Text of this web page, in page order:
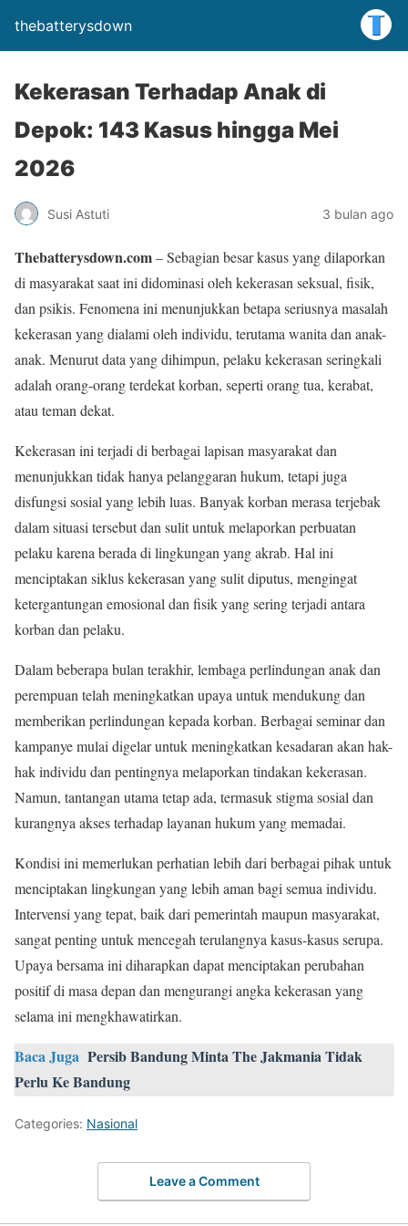
thebatterysdown
Kekerasan Terhadap Anak di
Depok: 143 Kasus hingga Mei
2026
Susi Astuti 3 bulan ago
Thebatterysdown.com– Sebagian besar kasus yang dilaporkan
di masyarakat saat ini didominasi oleh kekerasan seksual, fisik,
dan psikis. Fenomena ini menunjukkan betapa seriusnya masalah
kekerasan yang dialami oleh individu, terutama wanita dan anak-
anak. Menurut data yang dihimpun, pelaku kekerasan seringkali
adalah orang-orang terdekat korban, seperti orang tua, kerabat,
atau teman dekat.
Kekerasan ini terjadi di berbagai lapisan masyarakat dan
menunjukkan tidak hanya pelanggaran hukum, tetapi juga
disfungsi sosial yang lebih luas. Banyak korban merasa terjebak
dalam situasi tersebut dan sulit untuk melaporkan perbuatan
pelaku karena berada di lingkungan yang akrab. Hal ini
menciptakan siklus kekerasan yang sulit diputus, mengingat
ketergantungan emosional dan fisik yang sering terjadi antara
korban dan pelaku.
Dalam beberapa bulan terakhir, lembaga perlindungan anak dan
perempuan telah meningkatkan upaya untuk mendukung dan
memberikan perlindungan kepada korban. Berbagai seminar dan
kampanye mulai digelar untuk meningkatkan kesadaran akan hak-
hak individu dan pentingnya melaporkan tindakan kekerasan.
Namun, tantangan utama tetap ada, termasuk stigma sosial dan
kurangnya akses terhadap layanan hukum yang memadai.
Kondisi ini memerlukan perhatian lebih dari berbagai pihak untuk
menciptakan lingkungan yang lebih aman bagi semua individu.
Intervensi yang tepat, baik dari pemerintah maupun masyarakat,
sangat penting untuk mencegah terulangnya kasus-kasus serupa.
Upaya bersama ini diharapkan dapat menciptakan perubahan
positif di masa depan dan mengurangi angka kekerasan yang
selama ini mengkhawatirkan.
Baca Juga Persib Bandung Minta The Jakmania Tidak
Perlu Ke Bandung
Categories: Nasional
Leave a Comment